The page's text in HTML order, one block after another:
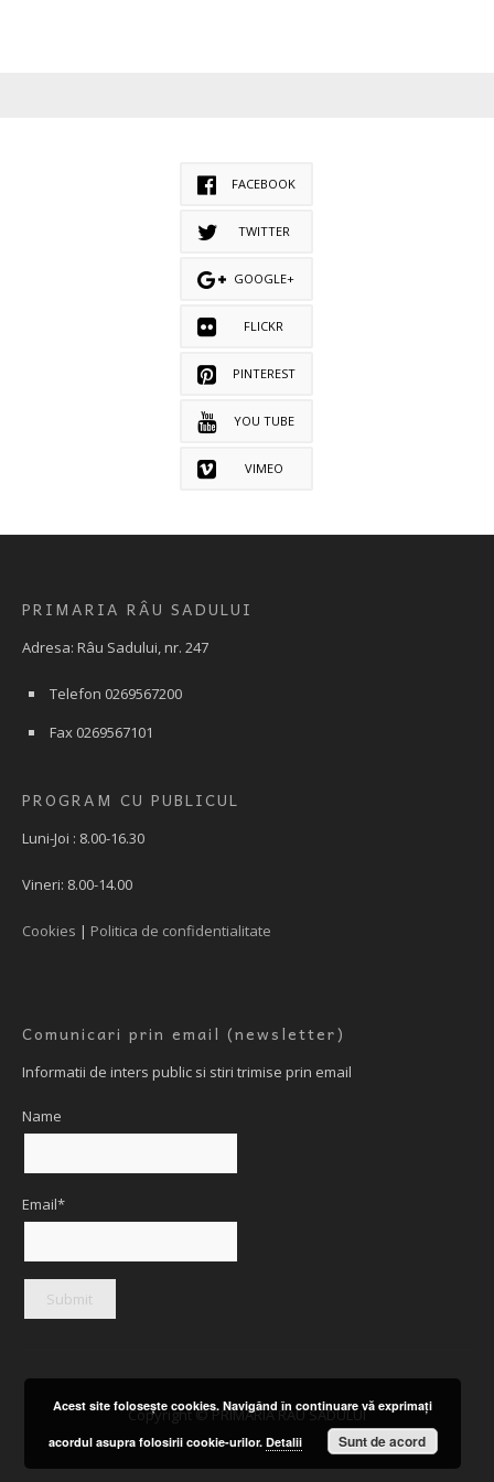
FACEBOOK
TWITTER
GOOGLE+
FLICKR
PINTEREST
YOU TUBE
VIMEO
PRIMARIA RÂU SADULUI
Adresa: Râu Sadului, nr. 247
Telefon 0269567200
Fax 0269567101
PROGRAM CU PUBLICUL
Luni-Joi : 8.00-16.30
Vineri: 8.00-14.00
Cookies | Politica de confidentialitate
Comunicari prin email (newsletter)
Informatii de inters public si stiri trimise prin email
Name
Email*
Copyright © PRIMARIA RAU SADULUI
Acest site foloseşte cookies. Navigând în continuare vă exprimaţi
acordul asupra folosirii cookie-urilor. Detalii Sunt de acord